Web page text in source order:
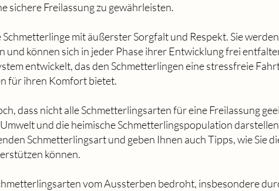
sichere Freilassung zu gewährleisten.
mit äußerster Sorgfalt und Respekt. Sie
und können sich in jeder Phase ihrer Entwicklung frei
entwickelt, das den Schmetterlingen eine stressfreie
für ihren Komfort bietet.
dass nicht alle Schmetterlingsarten für eine Freilassung
und die heimische Schmetterlingspopulation
Schmetterlingsart und geben Ihnen auch Tipps, wie Sie
können.
vom Aussterben bedroht, insbesondere